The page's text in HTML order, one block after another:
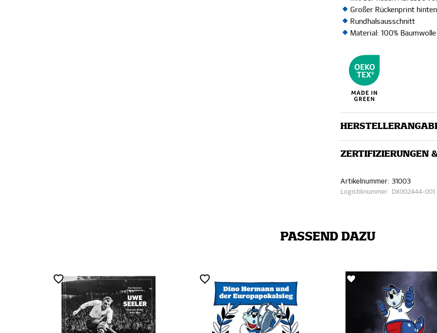
Großer Rückenprint hinten
Rundhalsausschnitt
Material: 100% Baumwolle
ZERTIFIZIERUNGEN
Artikelnummer: 31003
Logistiknummer: DX002444-001
PASSEND DAZU